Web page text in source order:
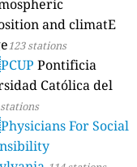
and climatE
123 stations
PCUP Pontificia
Católica del
Physicians For Social